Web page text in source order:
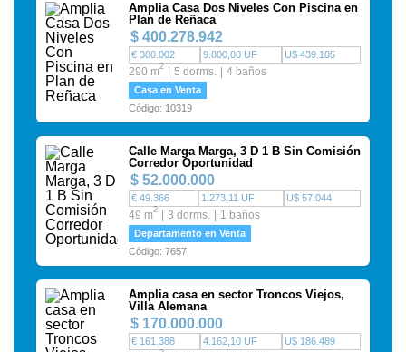
Amplia Casa Dos Niveles Con Piscina en
Plan de Reñaca
$ 400.278.942
€ 380.002 9.800,00 UF U$ 439.105
290 m2 5 dorms. 4 baños
Casa en Venta
Código: 10319
Calle Marga Marga, 3 D 1 B Sin Comisión
Corredor Oportunidad
$ 52.000.000
€ 49.366 1.273,11 UF U$ 57.044
49 m2 3 dorms. 1 baños
Departamento en Venta
Código: 7657
Amplia casa en sector Troncos Viejos,
Villa Alemana
$ 170.000.000
€ 161.388 4.162,10 UF U$ 186.489